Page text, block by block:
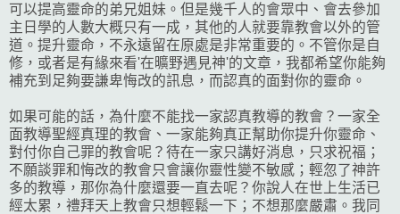
可以提高靈命的弟兄姐妹。但是幾千人的會眾中、會去參加
主日學的人數大概只有一成，其他的人就要靠教會以外的管
道。提升靈命，不永遠留在原處是非常重要的。不管你是自
修，或者是有緣來看'在曠野遇見神'的文章，我都希望你能夠
補充到足夠要謙卑悔改的訊息，而認真的面對你的靈命。
如果可能的話，為什麼不能找一家認真教導的教會？一家全
面教導聖經真理的教會、一家能夠真正幫助你提升你靈命、
對付你自己罪的教會呢？待在一家只講好消息，只求祝福；
不願談罪和悔改的教會只會讓你靈性變不敏感；輕忽了神許
多的教導，那你為什麼還要一直去呢？你說人在世上生活已
經太累，禮拜天上教會只想輕鬆一下；不想那麼嚴肅。我同